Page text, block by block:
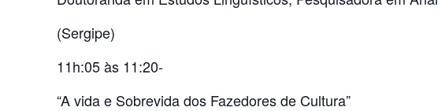
(Sergipe)
11h:05 às 11:20-
“A vida e Sobrevida dos Fazedores de Cultura”